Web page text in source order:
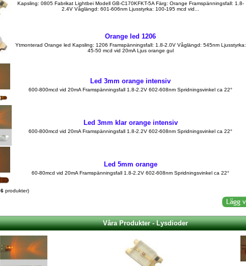
Kapsling: 0805 Fabrikat Lightbei Modell GB-C170KFKT-5A Färg: Orange Framspänningsfall: 1.8-
2.4V Våglängd: 601-606nm Ljusstyrka: 100-195 mcd vid...
Orange led 1206
Ytmonterad Orange led Kapsling: 1206 Framspänningsfall: 1.8-2.0V Våglängd: 545nm Ljusstyrka:
45-50 mcd vid 20mA Ljus orange gul
Led 3mm orange intensiv
600-800mcd vid 20mA Framspänningsfall 1.8-2.2V 602-608nm Spridningsvinkel ca 22°
Led 3mm klar orange intensiv
600-800mcd vid 20mA Framspänningsfall 1.8-2.2V 602-608nm Spridningsvinkel ca 22°
Led 5mm orange
60-80mcd vid 20mA Framspänningsfall 1.8-2.2V 602-608nm Spridningsvinkel ca 22°
6 produkter)
Våra Produkter - Lysdioder